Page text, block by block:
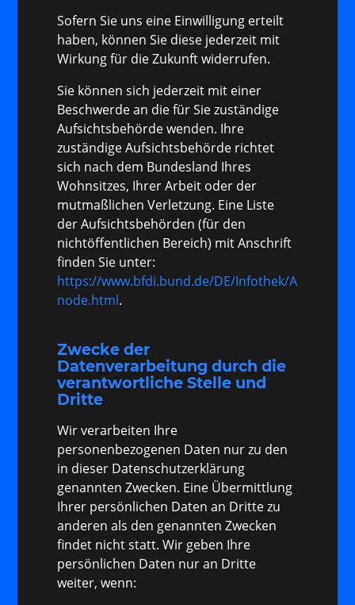
Sofern Sie uns eine Einwilligung erteilt
haben, können Sie diese jederzeit mit
Wirkung für die Zukunft widerrufen.
Sie können sich jederzeit mit einer
Beschwerde an die für Sie zuständige
Aufsichtsbehörde wenden. Ihre
zuständige Aufsichtsbehörde richtet
sich nach dem Bundesland Ihres
Wohnsitzes, Ihrer Arbeit oder der
mutmaßlichen Verletzung. Eine Liste
der Aufsichtsbehörden (für den
nichtöffentlichen Bereich) mit Anschrift
finden Sie unter:
https://www.bfdi.bund.de/DE/Infothek/
node.html.
Zwecke der
Datenverarbeitung durch die
verantwortliche Stelle und
Dritte
Wir verarbeiten Ihre
personenbezogenen Daten nur zu den
in dieser Datenschutzerklärung
genannten Zwecken. Eine Übermittlung
Ihrer persönlichen Daten an Dritte zu
anderen als den genannten Zwecken
findet nicht statt. Wir geben Ihre
persönlichen Daten nur an Dritte
weiter, wenn: